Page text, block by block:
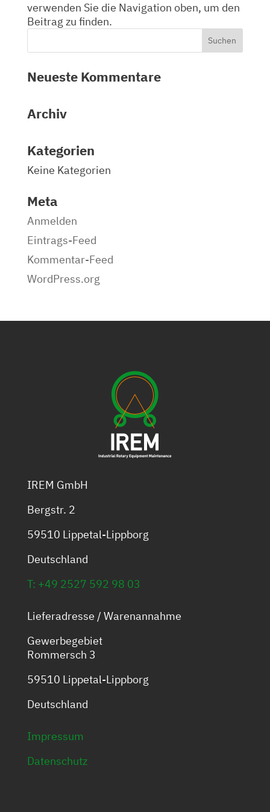
verwenden Sie die Navigation oben, um den
Beitrag zu finden.
Neueste Kommentare
Archiv
Kategorien
Keine Kategorien
Meta
Anmelden
Eintrags-Feed
Kommentar-Feed
WordPress.org
IREM GmbH
Bergstr. 2
59510 Lippetal-Lippborg
Deutschland
T: +49 2527 592 98 03
Lieferadresse / Warenannahme
Gewerbegebiet
Rommersch 3
59510 Lippetal-Lippborg
Deutschland
Impressum
Datenschutz